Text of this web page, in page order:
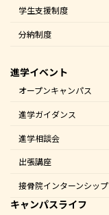
学生支援制度
分納制度
進学イベント
オープンキャンパス
進学ガイダンス
進学相談会
出張講座
接骨院インターンシップ
キャンパスライフ